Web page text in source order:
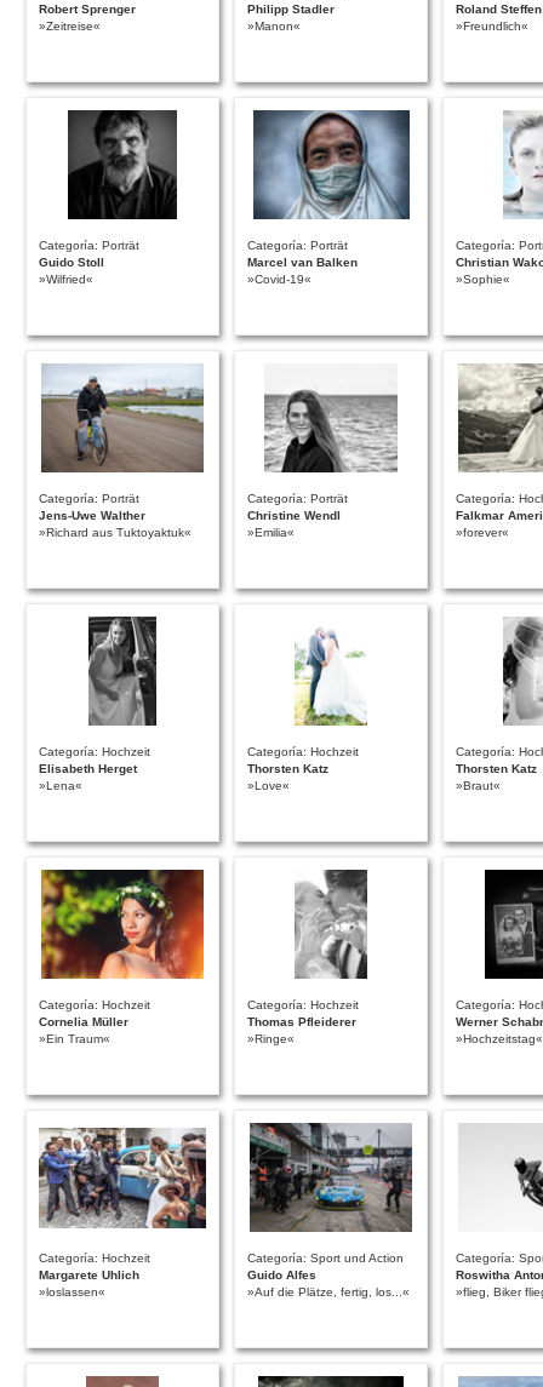
Robert Sprenger
»Zeitreise«
Philipp Stadler
»Manon«
Roland Steffen
»Freundlich«
Categoría: Porträt
Guido Stoll
»Wilfried«
Categoría: Porträt
Marcel van Balken
»Covid-19«
Categoría:
Christian
»Sophie«
Categoría: Porträt
Jens-Uwe Walther
»Richard aus Tuktoyaktuk«
Categoría: Porträt
Christine Wendl
»Emilia«
Categoría:
Falkmar
»forever«
Categoría: Hochzeit
Elisabeth Herget
»Lena«
Categoría: Hochzeit
Thorsten Katz
»Love«
Categoría:
Thorsten Katz
»Braut«
Categoría: Hochzeit
Cornelia Müller
»Ein Traum«
Categoría: Hochzeit
Thomas Pfleiderer
»Ringe«
Categoría:
Werner
»Hochzeitstag«
Categoría: Hochzeit
Margarete Uhlich
»loslassen«
Categoría: Sport und Action
Guido Alfes
»Auf die Plätze, fertig, los...«
Categoría:
Roswitha
»flieg, Biker